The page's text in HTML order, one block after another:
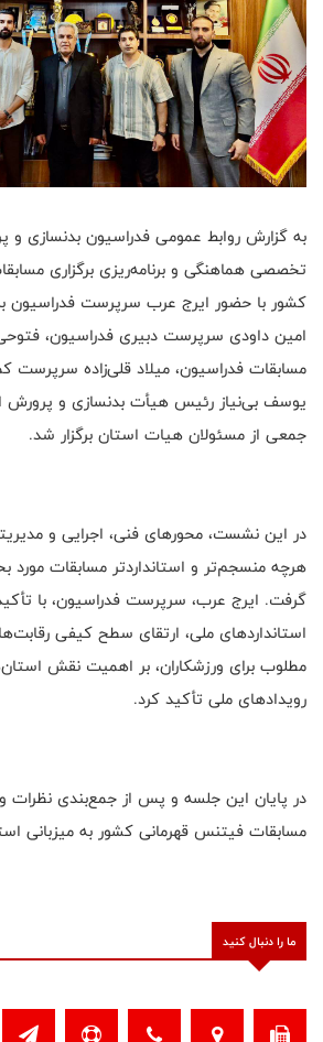
به گزارش روابط عمومی فدراسیون بدنسازی و
تخصصی هماهنگی و برنامه‌ریزی برگزاری
کشور با حضور ایرج عرب سرپرست فدراسیون
امین داودی سرپرست دبیری فدراسیون،
مسابقات فدراسیون، میلاد قلی‌زاده
یوسف بی‌نیاز رئیس هیأت بدنسازی و پرورش
جمعی از مسئولان هیات استان برگزار شد.
در این نشست، محورهای فنی، اجرایی و
هرچه منسجم‌تر و استانداردتر مسابقات مورد
گرفت. ایرج عرب، سرپرست فدراسیون، با
استانداردهای ملی، ارتقای سطح کیفی
مطلوب برای ورزشکاران، بر اهمیت نقش
رویدادهای ملی تأکید کرد.
در پایان این جلسه و پس از جمع‌بندی نظرات
مسابقات فیتنس قهرمانی کشور به میزبانی
ما را دنبال کنید